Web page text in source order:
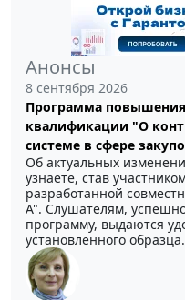
Анонсы
8 сентября 2026
Программа повышения
квалификации "О
системе в сфере
Об актуальных
узнаете, став
разработанной
А". Слушателям,
программу, выдаются
установленного образца.